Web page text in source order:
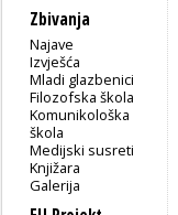
Zbivanja
Najave
Izvješća
Mladi glazbenici
Filozofska škola
Komunikološka
škola
Medijski susreti
Knjižara
Galerija